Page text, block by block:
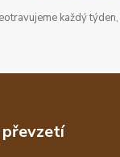
každý